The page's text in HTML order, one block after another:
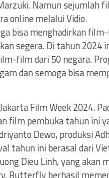
Namun sejumlah
online melalui Vidio.
bisa menghadirkan
segera. Di tahun 2024
film dari 50 negara.
dan semoga bisa
Film Week 2024.
film pembuka tahun ini
Dewo, produksi
tahun ini berasal dari
Dieu Linh, yang akan
Butterfly berhasil